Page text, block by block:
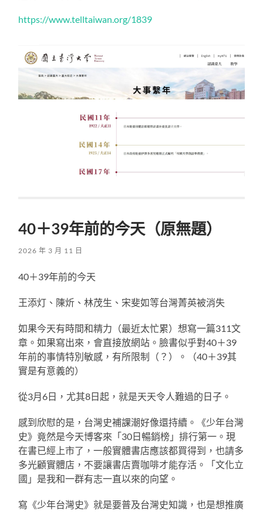
https://www.telltaiwan.org/1839
40＋39年前的今天（原無題）
2026 年 3 月 11 日
40＋39年前的今天
王添灯、陳炘、林茂生、宋斐如等台灣菁英被消失
如果今天有時間和精力（最近太忙累）想寫一篇311文
章。如果寫出來，會直接放網站。臉書似乎對40＋39
年前的事情特別敏感，有所限制（？）。（40＋39其
實是有意義的）
從3月6日，尤其8日起，就是天天令人難過的日子。
感到欣慰的是，台灣史補課潮好像還持續。《少年台灣
史》竟然是今天博客來「30日暢銷榜」排行第一。現
在書已經上市了，一般實體書店應該都買得到，也請多
多光顧實體店，不要讓書店賣咖啡才能存活。「文化立
國」是我和一群有志一直以來的向望。
寫《少年台灣史》就是要普及台灣史知識，也是想推廣